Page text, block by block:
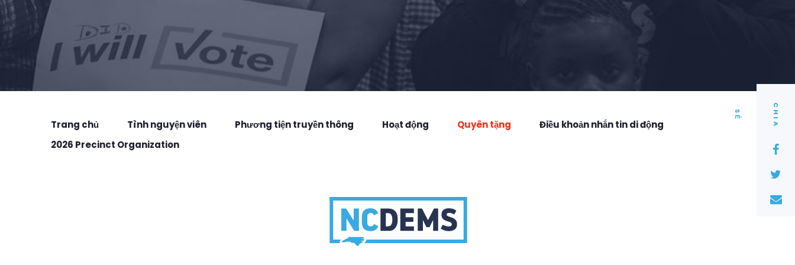
C
H I
A
S
Ẻ
Trang chủ Tình nguyện viên Phương tiện truyền thông Hoạt động Quyên tặng
Điều khoản nhắn tin di động
2026 Precinct Organization